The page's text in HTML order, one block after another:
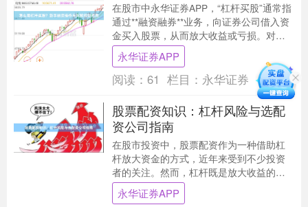
在股市中永华证券APP，“杠杆买股”通常指
通过**融资融券**业务，向证券公司借入资
金买入股票，从而放大收益或亏损。对于
新手来说，理解操作流程和风险控制至关
重要....
永华证券APP
阅读： 61 栏目： 永华证券
股票配资知识：杠杆风险与选配
资公司指南
在股市投资中，股票配资作为一种借助杠
杆放大资金的方式，近年来受到不少投资
者的关注。然而，杠杆既是放大收益的工
具，也可能成为放大亏损的根源。本文将
围绕杠杆风险与选....
永华证券APP